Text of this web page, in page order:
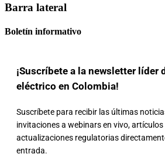
Barra lateral
Boletín informativo
¡Suscríbete a la newsletter líder
eléctrico en Colombia!
Suscríbete para recibir las últimas
invitaciones a webinars en vivo, artículos
actualizaciones regulatorias
entrada.